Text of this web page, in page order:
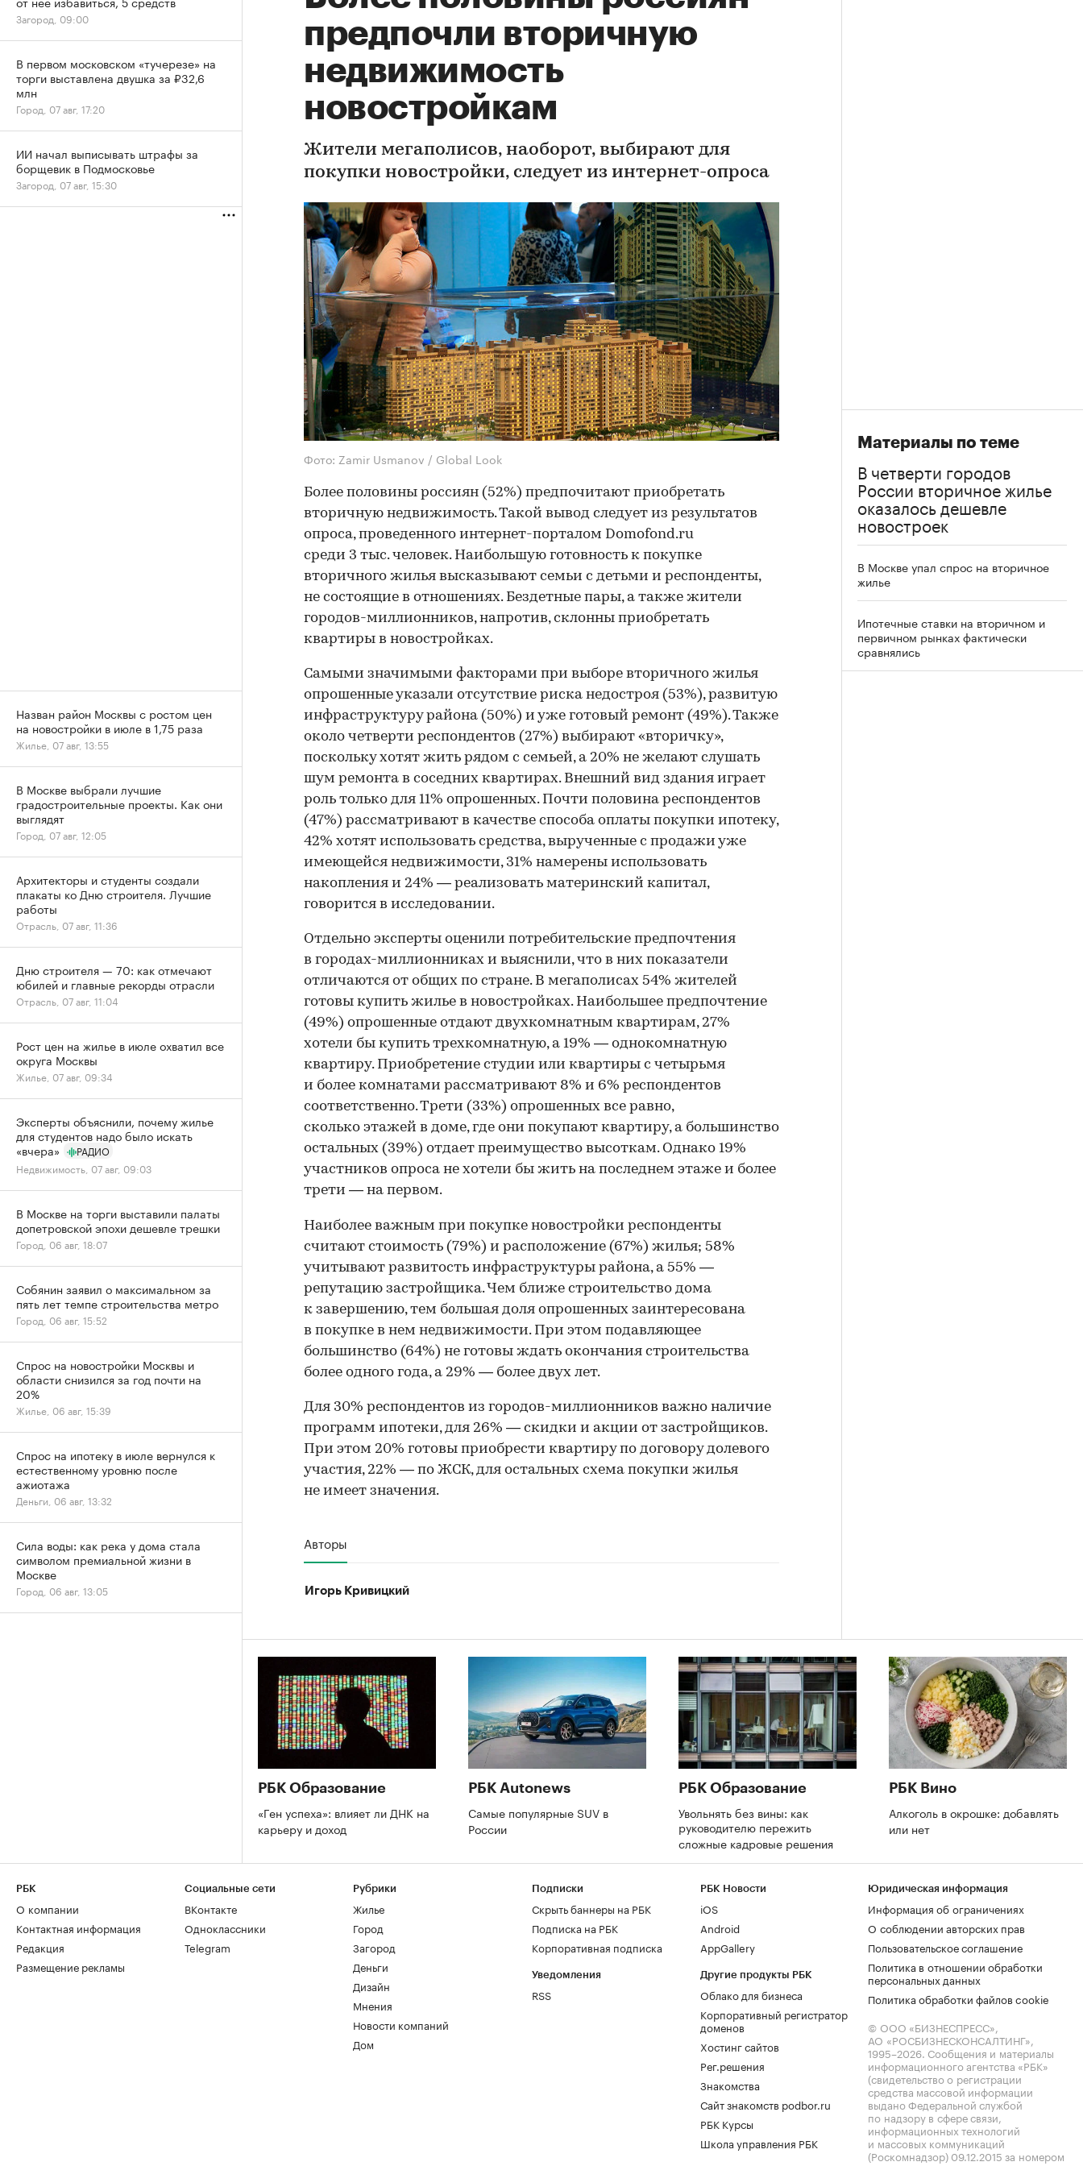
предпочли вторичную
недвижимость
новостройкам
Жители мегаполисов, наоборот, выбирают для
покупки новостройки, следует из интернет-опроса
Фото: Zamir Usmanov / Global Look
Более половины россиян (52%) предпочитают приобретать
вторичную недвижимость. Такой вывод следует из результатов
опроса, проведенного интернет-порталом Domofond.ru
среди 3 тыс. человек. Наибольшую готовность к покупке
вторичного жилья высказывают семьи с детьми и респонденты,
не состоящие в отношениях. Бездетные пары, а также жители
городов-миллионников, напротив, склонны приобретать
квартиры в новостройках.
Самыми значимыми факторами при выборе вторичного жилья
опрошенные указали отсутствие риска недостроя (53%), развитую
инфраструктуру района (50%) и уже готовый ремонт (49%). Также
около четверти респондентов (27%) выбирают «вторичку»,
поскольку хотят жить рядом с семьей, а 20% не желают слушать
шум ремонта в соседних квартирах. Внешний вид здания играет
роль только для 11% опрошенных. Почти половина респондентов
(47%) рассматривают в качестве способа оплаты покупки ипотеку,
42% хотят использовать средства, вырученные с продажи уже
имеющейся недвижимости, 31% намерены использовать
накопления и 24% — реализовать материнский капитал,
говорится в исследовании.
Отдельно эксперты оценили потребительские предпочтения
в городах-миллионниках и выяснили, что в них показатели
отличаются от общих по стране. В мегаполисах 54% жителей
готовы купить жилье в новостройках. Наибольшее предпочтение
(49%) опрошенные отдают двухкомнатным квартирам, 27%
хотели бы купить трехкомнатную, а 19% — однокомнатную
квартиру. Приобретение студии или квартиры с четырьмя
и более комнатами рассматривают 8% и 6% респондентов
соответственно. Трети (33%) опрошенных все равно,
сколько этажей в доме, где они покупают квартиру, а большинство
остальных (39%) отдает преимущество высоткам. Однако 19%
участников опроса не хотели бы жить на последнем этаже и более
трети — на первом.
Наиболее важным при покупке новостройки респонденты
считают стоимость (79%) и расположение (67%) жилья; 58%
учитывают развитость инфраструктуры района, а 55% —
репутацию застройщика. Чем ближе строительство дома
к завершению, тем большая доля опрошенных заинтересована
в покупке в нем недвижимости. При этом подавляющее
большинство (64%) не готовы ждать окончания строительства
более одного года, а 29% — более двух лет.
Для 30% респондентов из городов-миллионников важно наличие
программ ипотеки, для 26% — скидки и акции от застройщиков.
При этом 20% готовы приобрести квартиру по договору долевого
участия, 22% — по ЖСК, для остальных схема покупки жилья
не имеет значения.
Авторы
Игорь Кривицкий
Материалы по теме
В четверти городов
России вторичное жилье
оказалось дешевле
новостроек
В Москве упал спрос на вторичное
жилье
Ипотечные ставки на вторичном и
первичном рынках фактически
сравнялись
РБК Образование
«Ген успеха»: влияет ли ДНК на
карьеру и доход
РБК Autonews
Самые популярные SUV в
России
РБК Образование
Увольнять без вины: как
руководителю пережить
сложные кадровые решения
РБК Вино
Алкоголь в окрошке: добавлять
или нет
Загород, 09:00
В первом московском «тучерезе» на
торги выставлена двушка за ₽32,6
млн
Город, 07 авг, 17:20
ИИ начал выписывать штрафы за
борщевик в Подмосковье
Загород, 07 авг, 15:30
Назван район Москвы с ростом цен
на новостройки в июле в 1,75 раза
Жилье, 07 авг, 13:55
В Москве выбрали лучшие
градостроительные проекты. Как они
выглядят
Город, 07 авг, 12:05
Архитекторы и студенты создали
плакаты ко Дню строителя. Лучшие
работы
Отрасль, 07 авг, 11:36
Дню строителя — 70: как отмечают
юбилей и главные рекорды отрасли
Отрасль, 07 авг, 11:04
Рост цен на жилье в июле охватил все
округа Москвы
Жилье, 07 авг, 09:34
Эксперты объяснили, почему жилье
для студентов надо было искать
«вчера»
РАДИО
Недвижимость, 07 авг, 09:03
В Москве на торги выставили палаты
допетровской эпохи дешевле трешки
Город, 06 авг, 18:07
Собянин заявил о максимальном за
пять лет темпе строительства метро
Город, 06 авг, 15:52
Спрос на новостройки Москвы и
области снизился за год почти на
20%
Жилье, 06 авг, 15:39
Спрос на ипотеку в июле вернулся к
естественному уровню после
ажиотажа
Деньги, 06 авг, 13:32
Сила воды: как река у дома стала
символом премиальной жизни в
Москве
Город, 06 авг, 13:05
РБК
О компании
Контактная информация
Редакция
Размещение рекламы
Социальные сети
ВКонтакте
Одноклассники
Telegram
Рубрики
Жилье
Город
Загород
Деньги
Дизайн
Мнения
Новости компаний
Дом
Подписки
Скрыть баннеры на РБК
Подписка на РБК
Корпоративная подписка
Уведомления
RSS
РБК Новости
iOS
Android
AppGallery
Другие продукты РБК
Облако для бизнеса
Корпоративный регистратор
доменов
Хостинг сайтов
Рег.решения
Знакомства
Сайт знакомств podbor.ru
РБК Курсы
Школа управления РБК
Юридическая информация
Информация об ограничениях
О соблюдении авторских прав
Пользовательское соглашение
Политика в отношении обработки
персональных данных
Политика обработки файлов cookie
© ООО «БИЗНЕСПРЕСС»,
АО «РОСБИЗНЕСКОНСАЛТИНГ»,
1995–2026. Сообщения и материалы
информационного агентства «РБК»
(свидетельство о регистрации
средства массовой информации
выдано Федеральной службой
по надзору в сфере связи,
информационных технологий
и массовых коммуникаций
(Роскомнадзор) 09.12.2015 за номером